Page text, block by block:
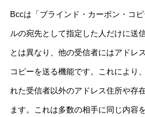
Bccは「ブラインド・カーボン・コ
ルの宛先として指定した人だけに送
とは異なり、他の受信者にはアドレ
コピーを送る機能です。これにより
れた受信者以外のアドレス住所や存
ます。これは多数の相手に同じ内容